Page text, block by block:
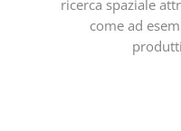
ricerca spaziale
come ad